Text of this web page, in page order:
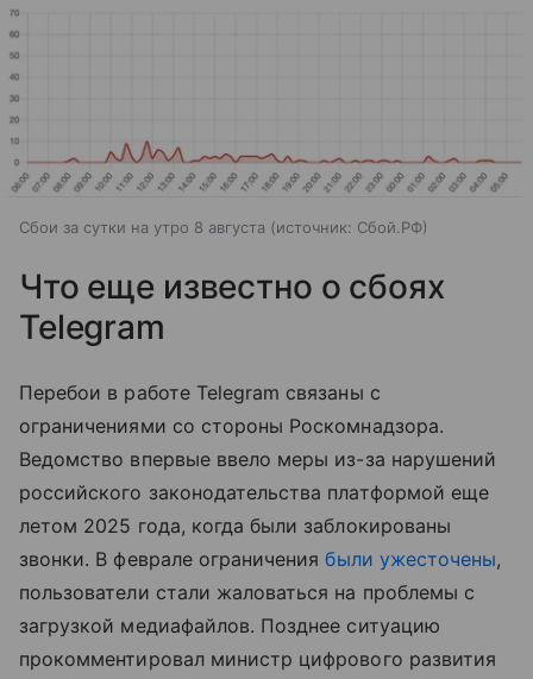
Сбои за сутки на утро 8 августа источник: Сбой.РФ
Что еще известно о сбоях
Telegram
Перебои в работе Telegram связаны с
ограничениями со стороны Роскомнадзора.
Ведомство впервые ввело меры из-за нарушений
российского законодательства платформой еще
летом 2025 года, когда были заблокированы
звонки. В феврале ограничениябыли ужесточены,
пользователи стали жаловаться на проблемы с
загрузкой медиафайлов. Позднее ситуацию
прокомментировал министр цифрового развития